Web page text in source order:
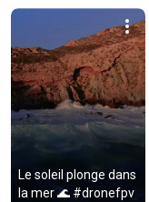
Le soleil plonge dans
la mer 🌊 #dronefpv